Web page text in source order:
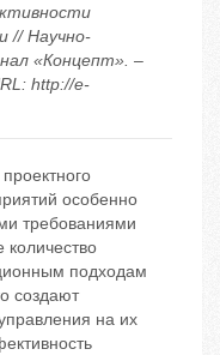
// Научно-
«Концепт». –
http://e-
особенно
требованиями
подходам
создают
на их